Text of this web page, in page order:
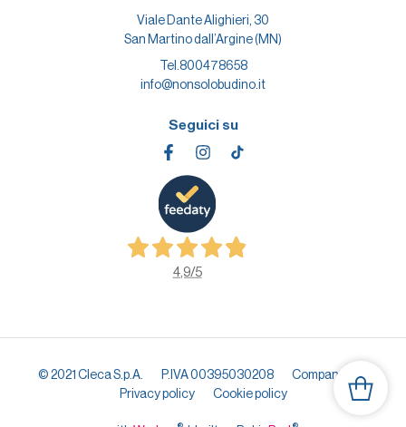
Viale Dante Alighieri, 30
San Martino dall’Argine (MN)
Tel.800478658
info@nonsolobudino.it
Seguici su
4,9/5
© 2021 Cleca S.p.A. P.IVA 00395030208
Company info
Privacy policy
Cookie policy